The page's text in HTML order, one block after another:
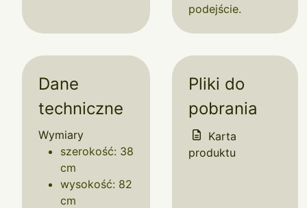
podejście.
Dane
techniczne
Wymiary
szerokość: 38
cm
wysokość: 82
cm
Pliki do
pobrania
Karta
produktu